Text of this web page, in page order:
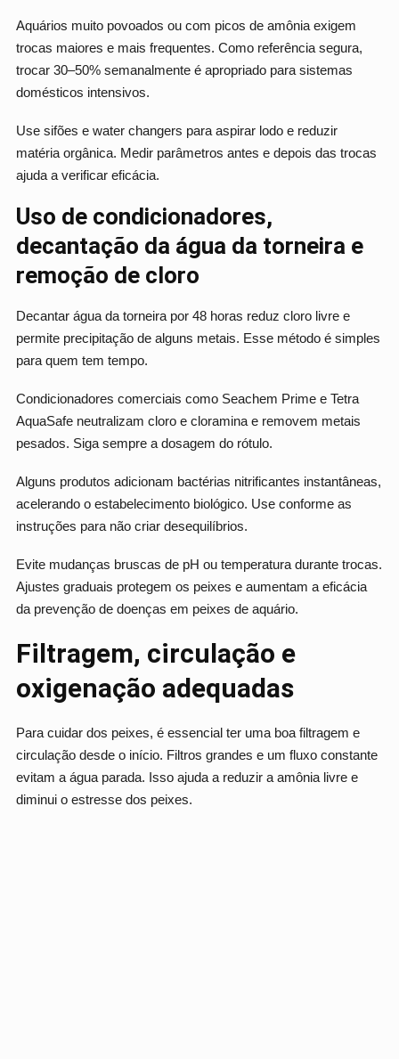
Aquários muito povoados ou com picos de amônia exigem
trocas maiores e mais frequentes. Como referência segura,
trocar 30–50% semanalmente é apropriado para sistemas
domésticos intensivos.
Use sifões e water changers para aspirar lodo e reduzir
matéria orgânica. Medir parâmetros antes e depois das trocas
ajuda a verificar eficácia.
Uso de condicionadores,
decantação da água da torneira e
remoção de cloro
Decantar água da torneira por 48 horas reduz cloro livre e
permite precipitação de alguns metais. Esse método é simples
para quem tem tempo.
Condicionadores comerciais como Seachem Prime e Tetra
AquaSafe neutralizam cloro e cloramina e removem metais
pesados. Siga sempre a dosagem do rótulo.
Alguns produtos adicionam bactérias nitrificantes instantâneas,
acelerando o estabelecimento biológico. Use conforme as
instruções para não criar desequilíbrios.
Evite mudanças bruscas de pH ou temperatura durante trocas.
Ajustes graduais protegem os peixes e aumentam a eficácia
da prevenção de doenças em peixes de aquário.
Filtragem, circulação e
oxigenação adequadas
Para cuidar dos peixes, é essencial ter uma boa filtragem e
circulação desde o início. Filtros grandes e um fluxo constante
evitam a água parada. Isso ajuda a reduzir a amônia livre e
diminui o estresse dos peixes.